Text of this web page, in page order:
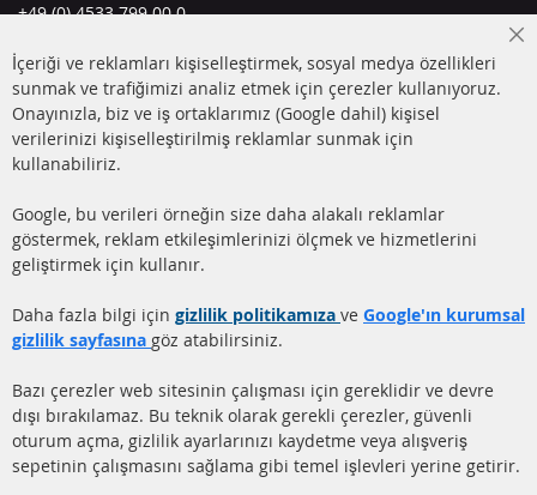
+49 (0) 4533 799 00 0
info@contra-automotive.de
facebook
instagram
HIZLI LİNKLER
(DPF)
DİZEL PARTİKÜL FİLTRESİ
KATALİZÖR (KAT)
SSS
MÜŞTERİ
Hakkımızda
Gönderim ücreti
Daha fazla link
İçeriği ve reklamları kişiselleştirmek, sosyal medya özellikleri
sunmak ve trafiğimizi analiz etmek için çerezler kullanıyoruz.
Onayınızla, biz ve iş ortaklarımız (Google dahil) kişisel
verilerinizi kişiselleştirilmiş reklamlar sunmak için
kullanabiliriz.
Google, bu verileri örneğin size daha alakalı reklamlar
göstermek, reklam etkileşimlerinizi ölçmek ve hizmetlerini
geliştirmek için kullanır.
Daha fazla bilgi için gizlilik politikamıza ve Google'ın kurumsal
gizlilik sayfasına göz atabilirsiniz.
Bazı çerezler web sitesinin çalışması için gereklidir ve devre
dışı bırakılamaz. Bu teknik olarak gerekli çerezler, güvenli
oturum açma, gizlilik ayarlarınızı kaydetme veya alışveriş
sepetinin çalışmasını sağlama gibi temel işlevleri yerine getirir.